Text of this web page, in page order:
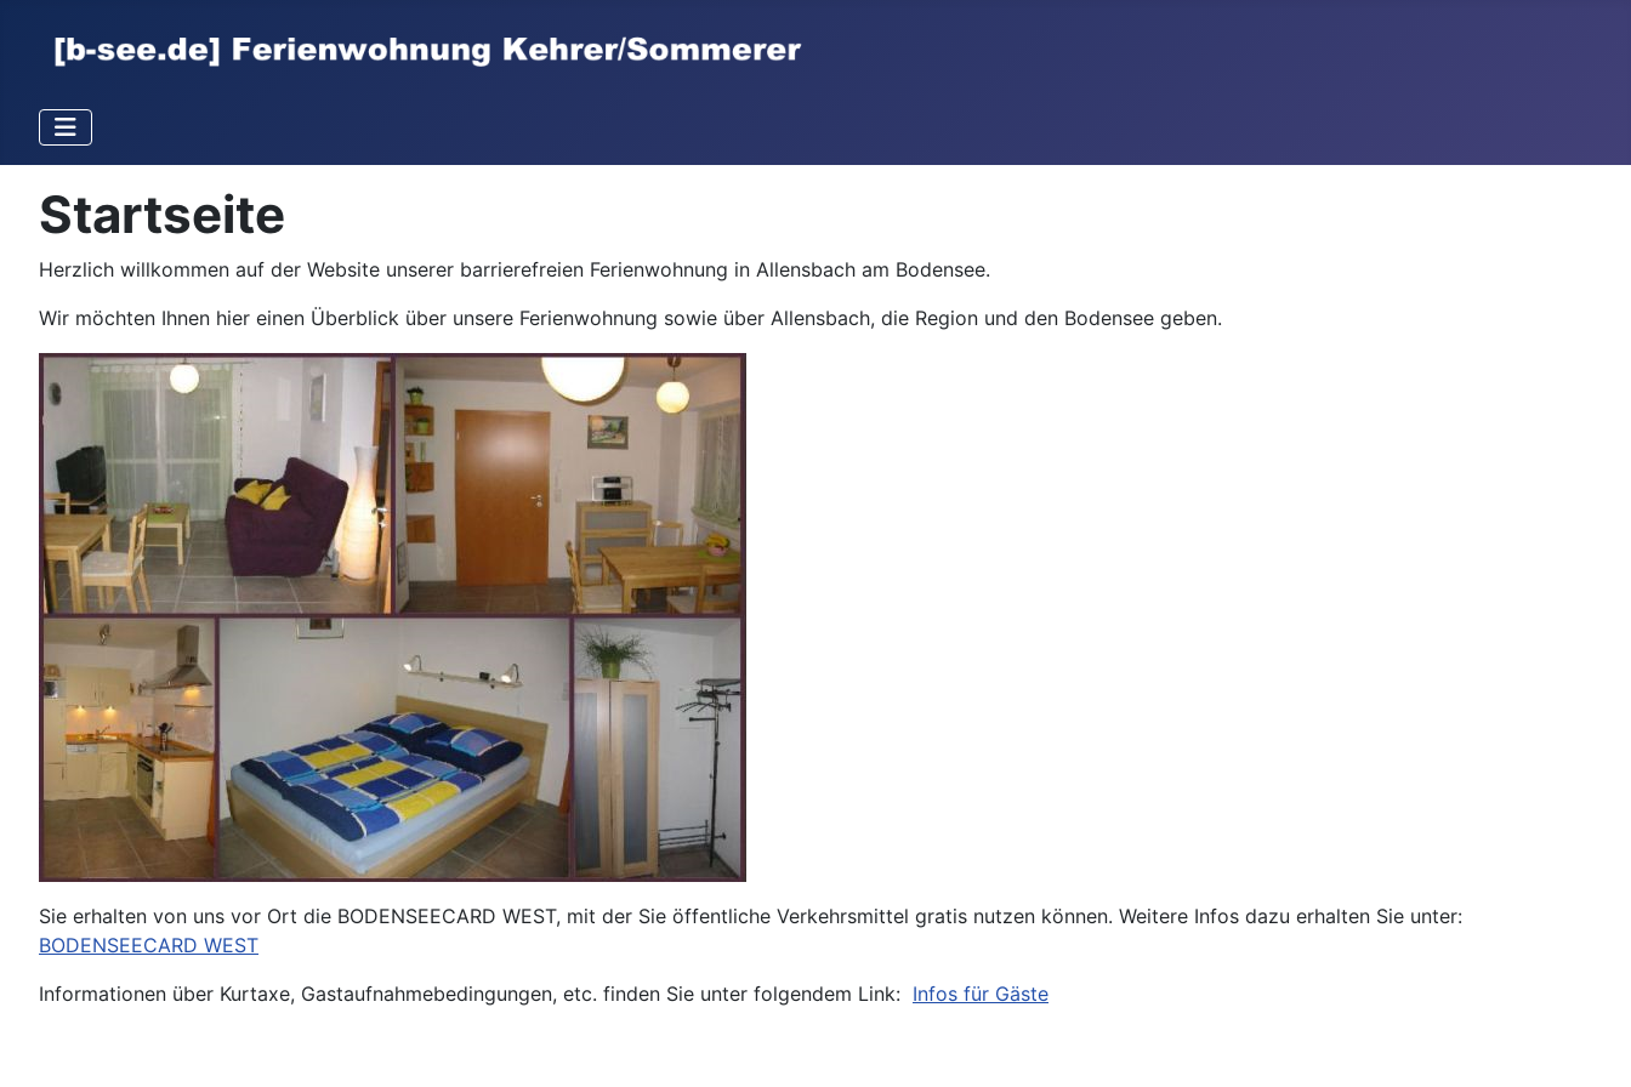
Startseite
Herzlich willkommen auf der Website unserer barrierefreien Ferienwohnung in Allensbach am Bodensee.
Wir möchten Ihnen hier einen Überblick über unsere Ferienwohnung sowie über Allensbach, die Region und den Bodensee geben.
Sie erhalten von uns vor Ort die BODENSEECARD WEST, mit der Sie öffentliche Verkehrsmittel gratis nutzen können. Weitere Infos dazu erhalten Sie unter:
BODENSEECARD WEST
Informationen über Kurtaxe, Gastaufnahmebedingungen, etc. finden Sie unter folgendem Link: Infos für Gäste